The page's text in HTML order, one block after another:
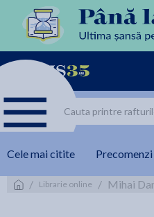
Cele mai citite Precomenzi
/ Librarie online / Mihai